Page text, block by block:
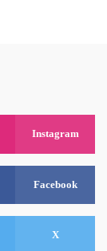
Instagram
Facebook
X